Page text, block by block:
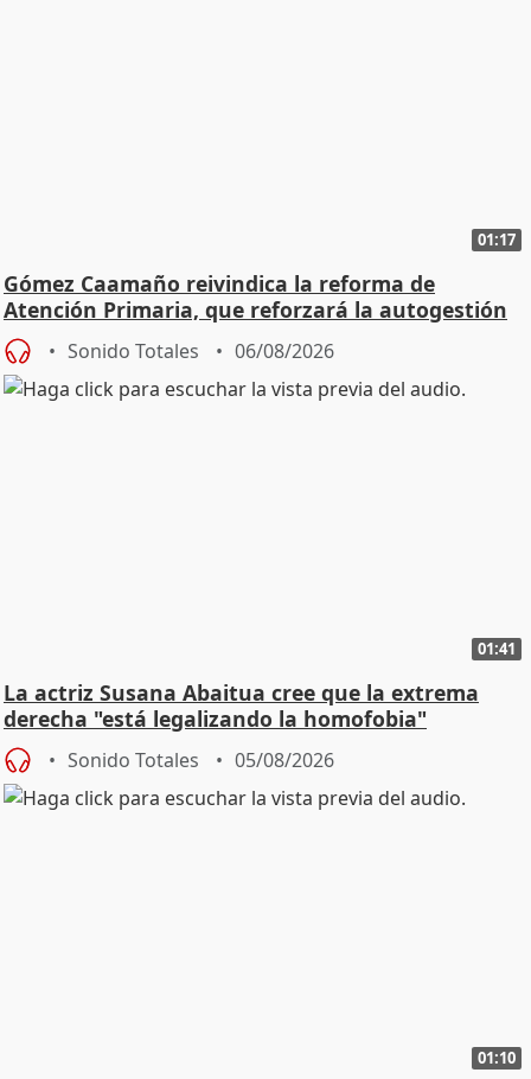
01:17
Gómez Caamaño reivindica la reforma de
Atención Primaria, que reforzará la autogestión
Sonido Totales 06/08/2026
01:41
La actriz Susana Abaitua cree que la extrema
derecha "está legalizando la homofobia"
Sonido Totales 05/08/2026
01:10